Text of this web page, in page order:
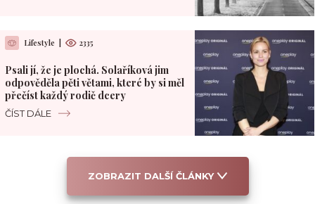
Lifestyle 2335
Psali jí, že je plochá. Solaříková jim
odpověděla pěti větami, které by si měl
přečíst každý rodič dcery
ČÍST DÁLE
ZOBRAZIT DALŠÍ ČLÁNKY